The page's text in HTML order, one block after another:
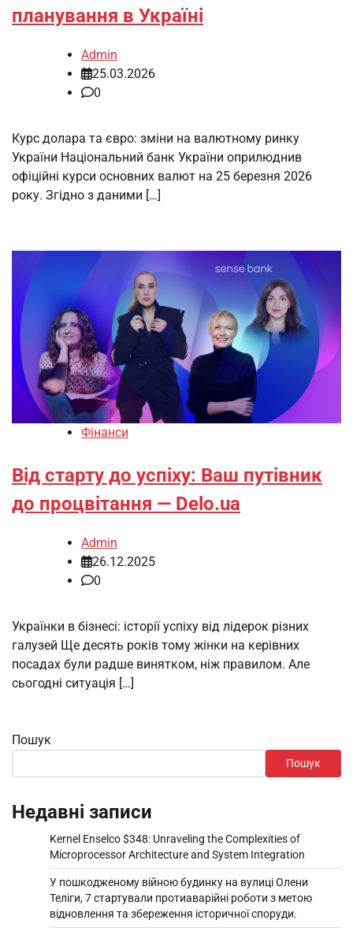
планування в Україні
Admin
25.03.2026
0
Курс долара та євро: зміни на валютному ринку
України Національний банк України оприлюднив
офіційні курси основних валют на 25 березня 2026
року. Згідно з даними […]
Фінанси
Від старту до успіху: Ваш путівник
до процвітання — Delo.ua
Admin
26.12.2025
0
Українки в бізнесі: історії успіху від лідерок різних
галузей Ще десять років тому жінки на керівних
посадах були радше винятком, ніж правилом. Але
сьогодні ситуація […]
Пошук
Пошук
Недавні записи
Kernel Enselco $348: Unraveling the Complexities of
Microprocessor Architecture and System Integration
У пошкодженому війною будинку на вулиці Олени
Теліги, 7 стартували протиаварійні роботи з метою
відновлення та збереження історичної споруди.